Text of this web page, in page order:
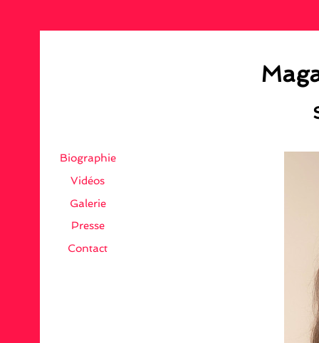
Biographie
Vidéos
Galerie
Presse
Contact